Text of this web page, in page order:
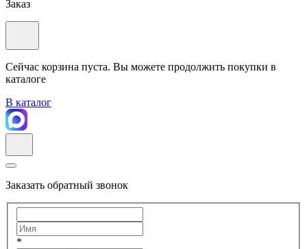
Заказ
Сейчас корзина пуста. Вы можете продолжить покупки в
каталоге
В каталог
Заказать обратный звонок
*